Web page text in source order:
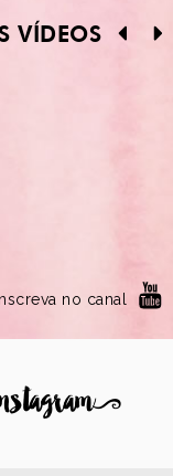
VÍDEOS
no canal
9